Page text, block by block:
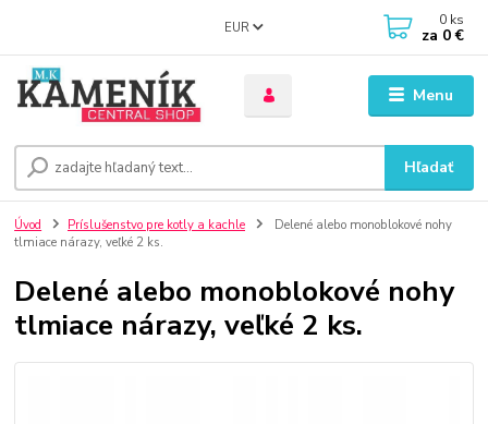
Menu
EUR
Hľadať
0 ks
za 0 €
Úvod Príslušenstvo pre kotly a kachle
Delené alebo monoblokové nohy
tlmiace nárazy, veľké 2 ks.
Delené alebo monoblokové nohy
tlmiace nárazy, veľké 2 ks.